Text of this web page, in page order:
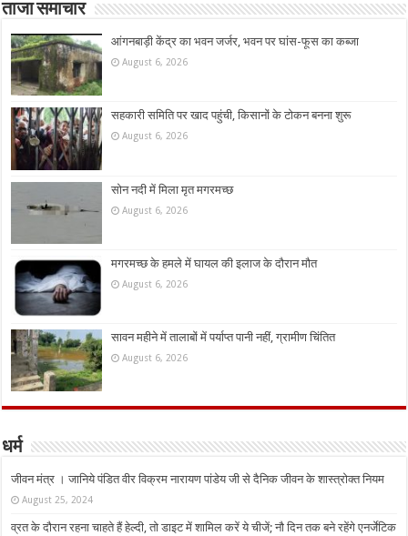
ताजा समाचार
आंगनबाड़ी केंद्र का भवन जर्जर, भवन पर घांस-फूस का कब्जा
August 6, 2026
सहकारी समिति पर खाद पहुंची, किसानों के टोकन बनना शुरू
August 6, 2026
सोन नदी में मिला मृत मगरमच्छ
August 6, 2026
मगरमच्छ के हमले में घायल की इलाज के दौरान मौत
August 6, 2026
सावन महीने में तालाबों में पर्याप्त पानी नहीं, ग्रामीण चिंतित
August 6, 2026
धर्म
जीवन मंत्र । जानिये पंडित वीर विक्रम नारायण पांडेय जी से दैनिक जीवन के शास्त्रोक्त नियम
August 25, 2024
व्रत के दौरान रहना चाहते हैं हेल्दी, तो डाइट में शामिल करें ये चीजें; नौ दिन तक बने रहेंगे एनर्जेटिक